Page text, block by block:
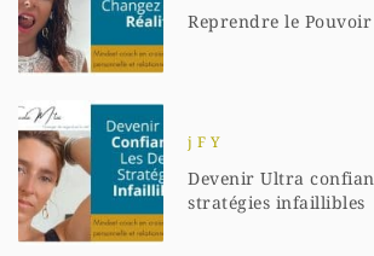
Reprendre le
j F Y
Devenir Ultra
stratégies infaillibles